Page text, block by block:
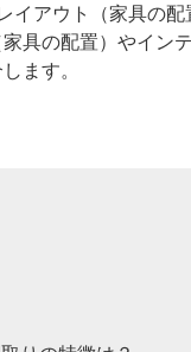
イアウト（家具の
具の配置）やイン
ます。